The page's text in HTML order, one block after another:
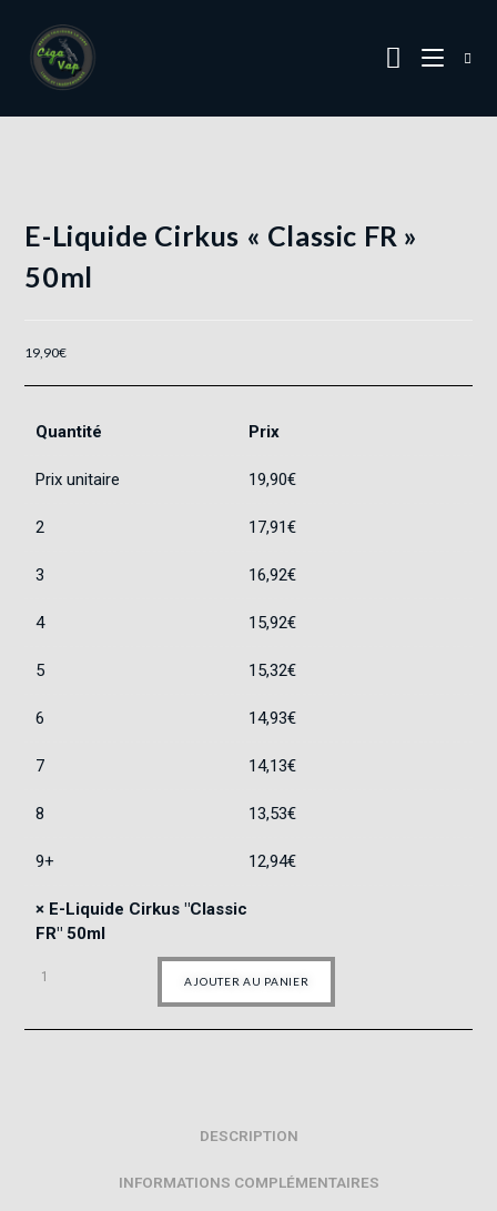
E-Liquide Cirkus « Classic FR »
50ml
19,90€
Quantité Prix
Prix unitaire 19,90€
2 17,91€
3 16,92€
4 15,92€
5 15,32€
6 14,93€
7 14,13€
8 13,53€
9+ 12,94€
× E-Liquide Cirkus "Classic
FR" 50ml
AJOUTER AU PANIER
DESCRIPTION
INFORMATIONS COMPLÉMENTAIRES